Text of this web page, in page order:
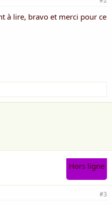
à lire, bravo et merci pour ce
Hors ligne
#3